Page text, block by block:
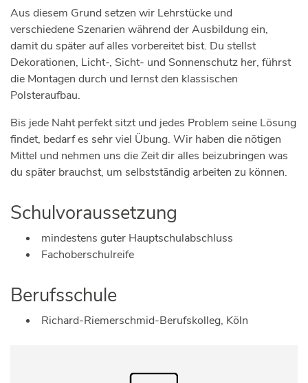
Aus diesem Grund setzen wir Lehrstücke und
verschiedene Szenarien während der Ausbildung ein,
damit du später auf alles vorbereitet bist. Du stellst
Dekorationen, Licht-, Sicht- und Sonnenschutz her, führst
die Montagen durch und lernst den klassischen
Polsteraufbau.
Bis jede Naht perfekt sitzt und jedes Problem seine Lösung
findet, bedarf es sehr viel Übung. Wir haben die nötigen
Mittel und nehmen uns die Zeit dir alles beizubringen was
du später brauchst, um selbstständig arbeiten zu können.
Schulvoraussetzung
mindestens guter Hauptschulabschluss
Fachoberschulreife
Berufsschule
Richard-Riemerschmid-Berufskolleg, Köln